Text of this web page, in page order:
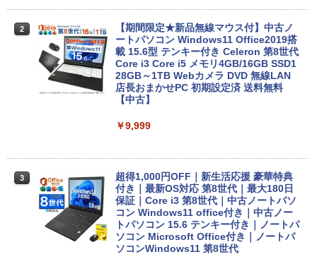
2
【期間限定★新品無線マウス付】中古ノ
ートパソコン Windows11 Office2019搭
載 15.6型 テンキー付き Celeron 第8世代
Core i3 Core i5 メモリ4GB/16GB SSD1
28GB～1TB Webカメラ DVD 無線LAN
店長おまかせPC 初期設定済 送料無料
【中古】
￥9,999
3
超得1,000円OFF｜新生活応援 豪華特典
付き｜最新OS対応 第8世代｜最大180日
保証｜Core i3 第8世代｜中古ノートパソ
コン Windows11 office付き｜中古ノー
トパソコン 15.6 テンキー付き｜ノートパ
ソコン Microsoft Office付き｜ノートパ
ソコンWindows11 第8世代